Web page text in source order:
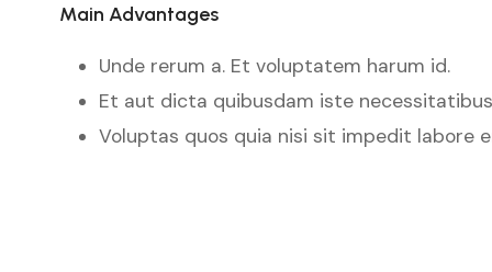
Main Advantages
Unde rerum a. Et voluptatem harum id.
Et aut dicta quibusdam iste
Voluptas quos quia nisi sit impedit labore